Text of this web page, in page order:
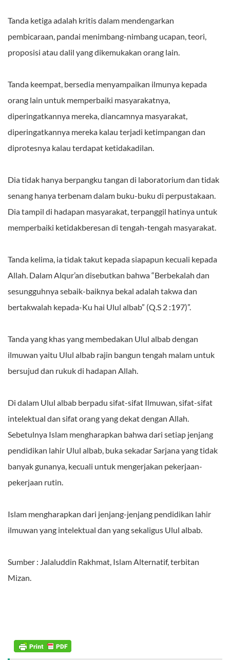
Tanda ketiga adalah kritis dalam mendengarkan
pembicaraan, pandai menimbang-nimbang ucapan, teori,
proposisi atau dalil yang dikemukakan orang lain.
Tanda keempat, bersedia menyampaikan ilmunya kepada
orang lain untuk memperbaiki masyarakatnya,
diperingatkannya mereka, diancamnya masyarakat,
diperingatkannya mereka kalau terjadi ketimpangan dan
diprotesnya kalau terdapat ketidakadilan.
Dia tidak hanya berpangku tangan di laboratorium dan tidak
senang hanya terbenam dalam buku-buku di perpustakaan.
Dia tampil di hadapan masyarakat, terpanggil hatinya untuk
memperbaiki ketidakberesan di tengah-tengah masyarakat.
Tanda kelima, ia tidak takut kepada siapapun kecuali kepada
Allah. Dalam Alqur’an disebutkan bahwa “Berbekalah dan
sesungguhnya sebaik-baiknya bekal adalah takwa dan
bertakwalah kepada-Ku hai Ulul albab” (Q.S 2 :197)”.
Tanda yang khas yang membedakan Ulul albab dengan
ilmuwan yaitu Ulul albab rajin bangun tengah malam untuk
bersujud dan rukuk di hadapan Allah.
Di dalam Ulul albab berpadu sifat-sifat Ilmuwan, sifat-sifat
intelektual dan sifat orang yang dekat dengan Allah.
Sebetulnya Islam mengharapkan bahwa dari setiap jenjang
pendidikan lahir Ulul albab, buka sekadar Sarjana yang tidak
banyak gunanya, kecuali untuk mengerjakan pekerjaan-
pekerjaan rutin.
Islam mengharapkan dari jenjang-jenjang pendidikan lahir
ilmuwan yang intelektual dan yang sekaligus Ulul albab.
Sumber : Jalaluddin Rakhmat, Islam Alternatif, terbitan
Mizan.